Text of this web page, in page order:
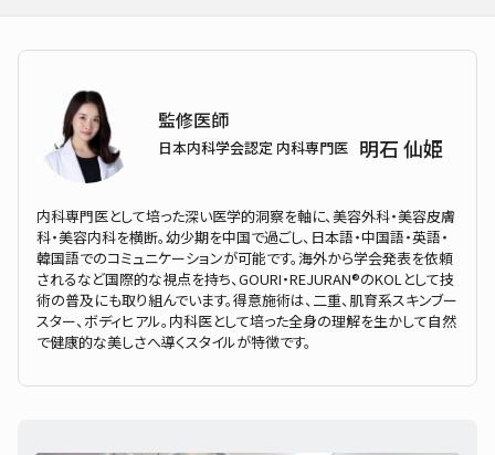
監修医師
日本内科学会認定 内科専門医 明石 仙姫
内科専門医として培った深い医学的洞察を軸に、美容外科・美容皮膚
科・美容内科を横断。幼少期を中国で過ごし、日本語・中国語・英語・
韓国語でのコミュニケーションが可能です。海外から学会発表を依頼
されるなど国際的な視点を持ち、GOURI・REJURAN®のKOLとして技
術の普及にも取り組んでいます。得意施術は、二重、肌育系スキンブー
スター、ボディヒアル。内科医として培った全身の理解を生かして自然
で健康的な美しさへ導くスタイルが特徴です。